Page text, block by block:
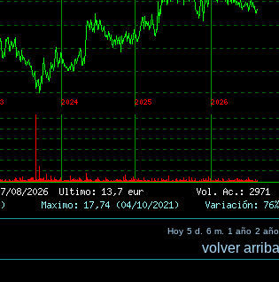
Hoy 5 d. 6 m. 1 año 2
volver arriba